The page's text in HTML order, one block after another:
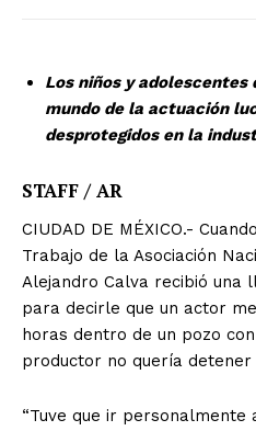
Los niños y adolescentes
mundo de la actuación
desprotegidos en la
STAFF / AR
CIUDAD DE MÉXICO.-
Trabajo de la Asociación
Alejandro Calva recibió una
para decirle que un actor
horas dentro de un pozo
productor no quería
“Tuve que ir